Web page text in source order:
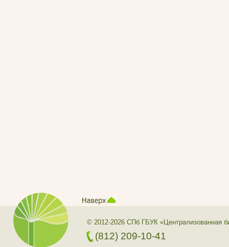
© 2012-2026 СПб ГБУК «Централизованная
(812) 209-10-41